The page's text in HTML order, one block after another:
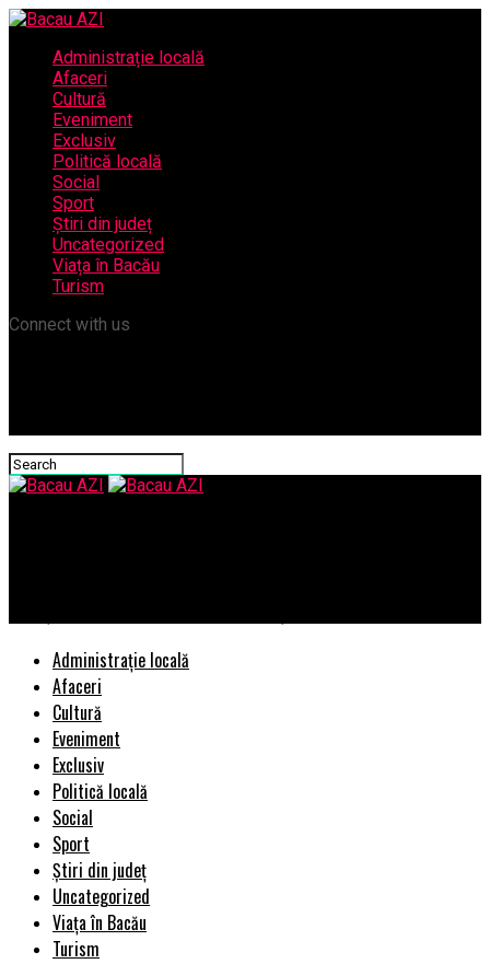
Administrație locală
Afaceri
Cultură
Eveniment
Exclusiv
Politică locală
Social
Sport
Știri din județ
Uncategorized
Viața în Bacău
Turism
Connect with us
Administrație locală
Afaceri
Cultură
Eveniment
Exclusiv
Politică locală
Social
Sport
Știri din județ
Uncategorized
Viața în Bacău
Turism